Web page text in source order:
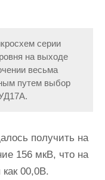
серии
на выходе
весьма
путем выбор
получить на
156 мкВ, что на
как 00,0В.